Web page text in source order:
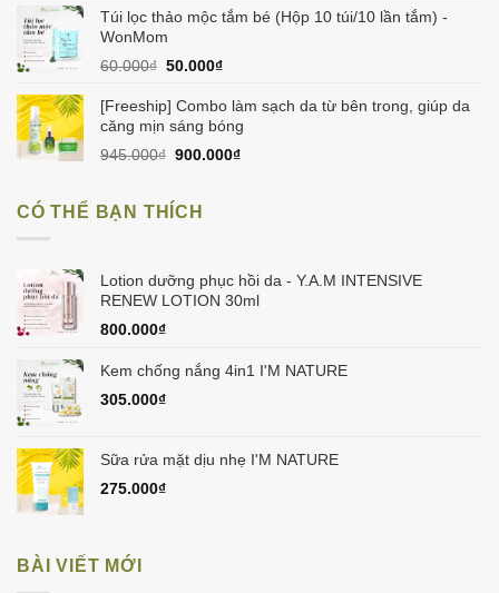
là:
tại
Túi lọc thảo mộc tắm bé (Hộp 10 túi/10 lần tắm) -
WonMom
60.000₫ Giá
là:
60.000₫.
50.000₫Giá
tại
là:
[Freeship] Combo làm sạch da từ bên trong, giúp da
căng mịn sáng bóng
945.000₫ Giá
945.000₫.
900.000₫Giá
CÓ THỂ BẠN THÍCH
Lotion dưỡng phục hồi da - Y.A.M INTENSIVE
RENEW LOTION 30ml
800.000₫
Kem chống nắng 4in1 I'M NATURE
305.000₫
Sữa rửa mặt dịu nhẹ I'M NATURE
275.000₫
BÀI VIẾT MỚI